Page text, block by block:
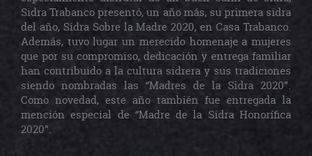
Sidra Trabanco presentó, un año más, su primera sidra
del año, Sidra Sobre la Madre 2020, en Casa Trabanco.
Además, tuvo lugar un merecido homenaje a mujeres
que por su compromiso, dedicación y entrega familiar
han contribuido a la cultura sidrera y sus tradiciones
siendo nombradas las “Madres de la Sidra 2020”.
Como novedad, este año también fue entregada la
mención especial de “Madre de la Sidra Honorífica
2020”.